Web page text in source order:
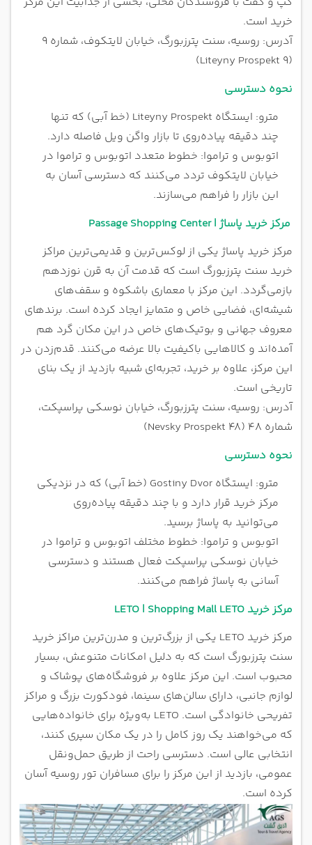
خرید است.
آدرس: روسیه، سنت پترزبورگ، خیابان لایتکوف، شماره 9
(Liteyny Prospekt 9)
نحوه دسترسی
مترو: ایستگاه Liteyny Prospekt (خط آبی) که تنها
چند دقیقه پیاده‌روی تا بازار واگن ویل فاصله دارد.
اتوبوس و تراموا: خطوط متعدد اتوبوس و تراموا در
خیابان لایتکوف تردد می‌کنند که دسترسی آسان به
این بازار را فراهم می‌سازند.
مرکز خرید پاساژ | Passage Shopping Center
مرکز خرید پاساژ یکی از لوکس‌ترین و قدیمی‌ترین مراکز
خرید سنت پترزبورگ است که قدمت آن به قرن نوزدهم
بازمی‌گردد. این مرکز با معماری باشکوه و سقف‌های
شیشه‌ای، فضایی خاص و متمایز ایجاد کرده است. برندهای
معروف جهانی و بوتیک‌های خاص در این مکان گرد هم
آمده‌اند و کالاهایی باکیفیت بالا عرضه می‌کنند. قدم‌زدن در
این مرکز، علاوه بر خرید، تجربه‌ای شبیه بازدید از یک بنای
تاریخی است.
آدرس: روسیه، سنت پترزبورگ، خیابان نوسکی پراسپکت،
شماره 48 (Nevsky Prospekt 48)
نحوه دسترسی
مترو: ایستگاه Gostiny Dvor (خط آبی) که در نزدیکی
مرکز خرید قرار دارد و با چند دقیقه پیاده‌روی
می‌توانید به پاساژ برسید.
اتوبوس و تراموا: خطوط مختلف اتوبوس و تراموا در
خیابان نوسکی پراسپکت فعال هستند و دسترسی
آسانی به پاساژ فراهم می‌کنند.
مرکز خرید LETO | Shopping Mall LETO
مرکز خرید LETO یکی از بزرگ‌ترین و مدرن‌ترین مراکز خرید
سنت پترزبورگ است که به دلیل امکانات متنوعش، بسیار
محبوب است. این مرکز علاوه بر فروشگاه‌های پوشاک و
لوازم جانبی، دارای سالن‌های سینما، فودکورت بزرگ و مراکز
تفریحی خانوادگی است. LETO به‌ویژه برای خانواده‌هایی
که می‌خواهند یک روز کامل را در یک مکان سپری کنند،
انتخابی عالی است. دسترسی راحت از طریق حمل‌ونقل
عمومی، بازدید از این مرکز را برای مسافران تور روسیه آسان
کرده است.